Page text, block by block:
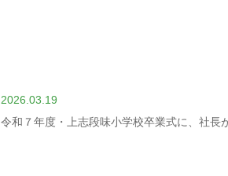
2026.03.19
令和７年度・上志段味小学校卒業式に、社長